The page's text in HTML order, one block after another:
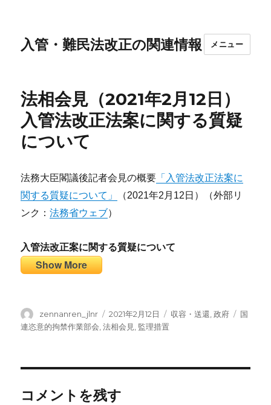
入管・難民法改正の関連情報 メニュー
法相会見（2021年2月12日）
入管法改正法案に関する質疑
について
法務大臣閣議後記者会見の概要 「入管法改正法案に
関する質疑について」
（2021年2月12日）（外部リ
ンク：法務省ウェブ）
入管法改正案に関する質疑について
Show More
投
稿
zennanren_jlnr
投
稿
2021年2月12日
カ
収容・送還 ,政府
タ
国
連恣意的拘禁作業部会 ,法相会見 監理措置
コメントを残す